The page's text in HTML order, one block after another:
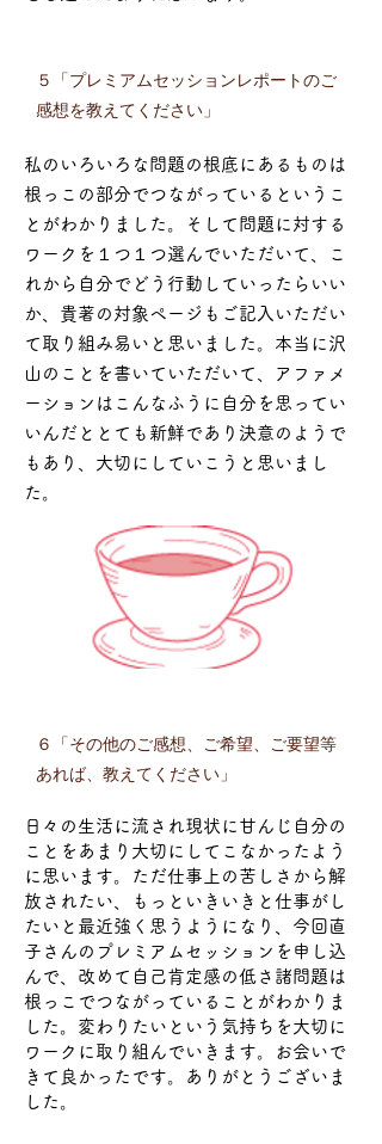
５「プレミアムセッションレポートのご
感想を教えてください」
私のいろいろな問題の根底にあるものは
根っこの部分でつながっているというこ
とがわかりました。そして問題に対する
ワークを１つ１つ選んでいただいて、こ
れから自分でどう行動していったらいい
か、貴著の対象ページもご記入いただい
て取り組み易いと思いました。本当に沢
山のことを書いていただいて、アファメ
ーションはこんなふうに自分を思ってい
いんだととても新鮮であり決意のようで
もあり、大切にしていこうと思いまし
た。
６「その他のご感想、ご希望、ご要望等
あれば、教えてください」
日々の生活に流され現状に甘んじ自分の
ことをあまり大切にしてこなかったよう
に思います。ただ仕事上の苦しさから解
放されたい、もっといきいきと仕事がし
たいと最近強く思うようになり、今回直
子さんのプレミアムセッションを申し込
んで、改めて自己肯定感の低さ諸問題は
根っこでつながっていることがわかりま
した。変わりたいという気持ちを大切に
ワークに取り組んでいきます。お会いで
きて良かったです。ありがとうございま
した。